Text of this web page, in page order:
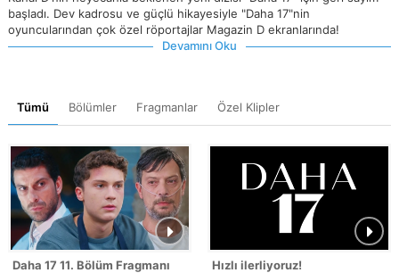
başladı. Dev kadrosu ve güçlü hikayesiyle "Daha 17"nin
oyuncularından çok özel röportajlar Magazin D ekranlarında!
Devamını Oku
Tümü Bölümler Fragmanlar Özel Klipler
Daha 17 11. Bölüm Fragmanı Hızlı ilerliyoruz!